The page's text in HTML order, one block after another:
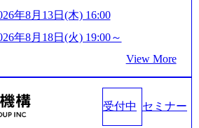
87ef-4e86-a85a-8649e1c532f9
our-vision-producti
20250502152804_ba6aaa1a-9ffc-4f
public/images/202505021528
領域に強みを持つITコンサルティ
と同じく世界のFinTech Ranki
されている。ITコンサルティング、
アを有している 技術と対話を通じ
題の解決に貢献することを目指し
技術/私たちの対話 Vision:夢を未来
加速等により半導体需要は世界中で
伴い半導体製造装置の需要も伸長
our-vision-production.appspot.co
bb25-43a7-a367-542
https://storage.googleapis.com/our-visi
年8月13日(木) 16:00
年8月18日(火) 19:00～
View More
受付中 セミナー